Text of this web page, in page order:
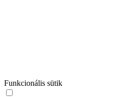
Funkcionális sütik